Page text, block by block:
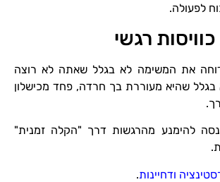
לפעולה.
את המשימה לא בגלל שאתה לא רוצה
שהיא מעוררת בך חרדה, פחד מכישלון
להימנע מהרגשות דרך "הקלה זמנית"
ודחיינות.